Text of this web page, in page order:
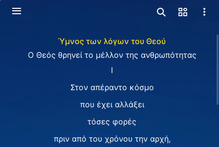
Ύμνος των λόγων του Θεού
Ο Θεός θρηνεί το μέλλον της ανθρωπότητας
I
Στον απέραντο κόσμο
που έχει αλλάξει
τόσες φορές
πριν από του χρόνου την αρχή,